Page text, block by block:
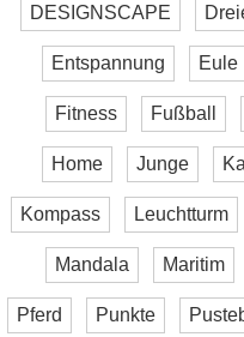
DESIGNSCAPE
Entspannung Eule
Fitness Fußball
Home Junge
Kompass Leuchtturm
Mandala Maritim
Pferd Punkte